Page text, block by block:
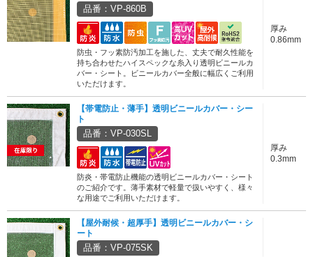
品番：VP-860B
防虫・フッ素防汚加工を施した、丈夫で耐久性能を
持ち合わせたハイスペックな糸入り透明ビニールカ
バー・シート。ビニールカバー全般に幅広くご利用
いただけます。
厚み
0.86mm
【帯電防止・薄手】透明ビニールカバー・シー
ト
品番：VP-030SL
防炎・帯電防止機能の透明ビニールカバー・シート
のご紹介です。薄手素材で軽量で扱いやすく、様々
な用途でご利用いただけます。
厚み
0.3mm
【屋外耐候・超厚手】透明ビニールカバー・シ
ート
品番：VP-075SK